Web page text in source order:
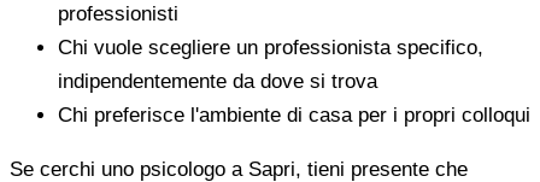
professionisti
Chi vuole scegliere un professionista specifico,
indipendentemente da dove si trova
Chi preferisce l'ambiente di casa per i propri colloqui
Se cerchi uno psicologo a Sapri, tieni presente che